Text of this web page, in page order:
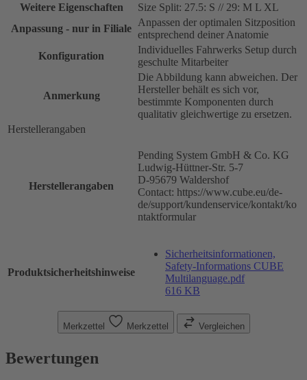
Weitere Eigenschaften
Size Split: 27.5: S // 29: M L XL
Anpassung - nur in Filiale
Anpassen der optimalen Sitzposition
entsprechend deiner Anatomie
Konfiguration
Individuelles Fahrwerks Setup durch
geschulte Mitarbeiter
Anmerkung
Die Abbildung kann abweichen. Der
Hersteller behält es sich vor,
bestimmte Komponenten durch
qualitativ gleichwertige zu ersetzen.
Herstellerangaben
Herstellerangaben
Pending System GmbH & Co. KG
Ludwig-Hüttner-Str. 5-7
D-95679 Waldershof
Contact: https://www.cube.eu/de-
de/support/kundenservice/kontakt/ko
ntaktformular
Produktsicherheitshinweise
Sicherheitsinformationen,
Safety-Informations CUBE
Multilanguage.pdf
616 KB
Merkzettel Merkzettel Vergleichen
Bewertungen